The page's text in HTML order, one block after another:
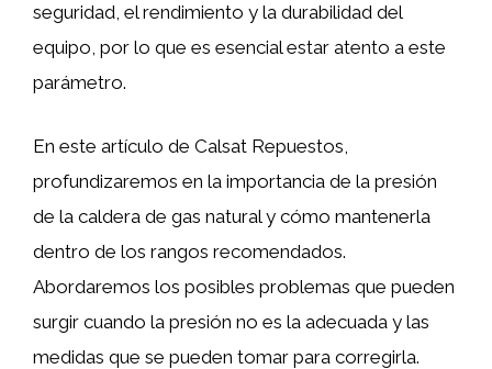
seguridad, el rendimiento y la durabilidad del
equipo, por lo que es esencial estar atento a este
parámetro.
En este artículo de Calsat Repuestos,
profundizaremos en la importancia de la presión
de la caldera de gas natural y cómo mantenerla
dentro de los rangos recomendados.
Abordaremos los posibles problemas que pueden
surgir cuando la presión no es la adecuada y las
medidas que se pueden tomar para corregirla.